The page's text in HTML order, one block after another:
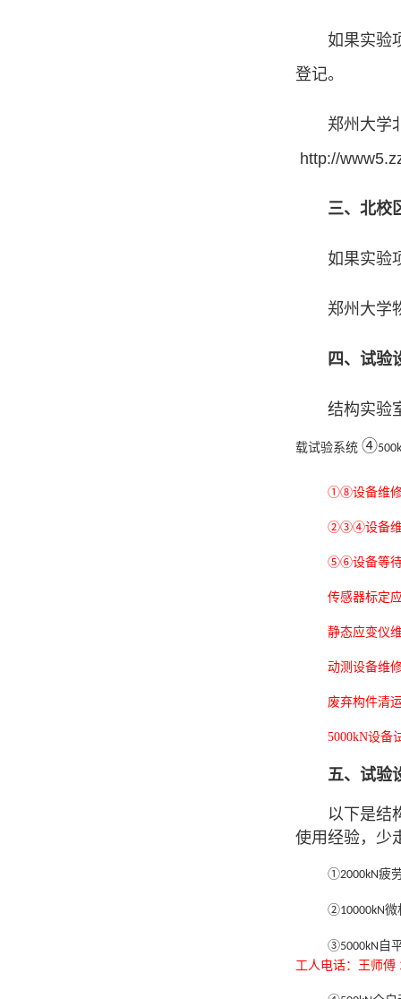
如果实验
登记。
郑州大学
http://
三、北校
如果实验
郑州大学
四、试验
结构实验
载试验系统 ④
①⑧设备维修
②③④设备维
⑤⑥设备等
传感器标定
静态应变仪
动测设备维
废弃构件清
5000kN设备
五、试验
以下是结
使用经验，少
①2000kN疲
②10000kN微
③5000kN 自
工人电话：王师